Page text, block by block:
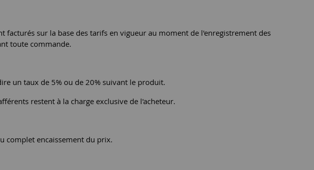
sur la base des tarifs en vigueur au moment de l'enregistrement des
toute commande.
un taux de 5% ou de 20% suivant le produit.
restent à la charge exclusive de l'acheteur.
complet encaissement du prix.